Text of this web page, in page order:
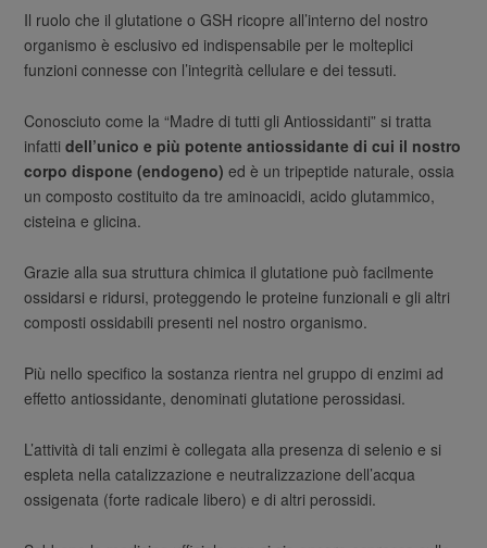
Il ruolo che il glutatione o GSH ricopre all’interno del nostro
organismo è esclusivo ed indispensabile per le molteplici
funzioni connesse con l’integrità cellulare e dei tessuti.
Conosciuto come la “Madre di tutti gli Antiossidanti” si tratta
infattidell’unico e più potente antiossidante di cui il nostro
corpo dispone (endogeno) ed è un tripeptide naturale, ossia
un composto costituito da tre aminoacidi, acido glutammico,
cisteina e glicina.
Grazie alla sua struttura chimica il glutatione può facilmente
ossidarsi e ridursi, proteggendo le proteine funzionali e gli altri
composti ossidabili presenti nel nostro organismo.
Più nello specifico la sostanza rientra nel gruppo di enzimi ad
effetto antiossidante, denominati glutatione perossidasi.
L’attività di tali enzimi è collegata alla presenza di selenio e si
espleta nella catalizzazione e neutralizzazione dell’acqua
ossigenata (forte radicale libero) e di altri perossidi.